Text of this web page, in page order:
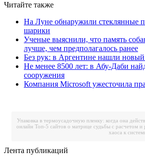
Читайте также
На Луне обнаружили стеклянные
шарики
Ученые выяснили, что память
лучше, чем предполагалось ранее
Без рук: в Аргентине нашли новый
Не менее 8500 лет: в Абу-Даби
сооружения
Компания Microsoft ужесточила
Упаковка в термоусадочную пленку: когда она
онлайн Топ-5 сайтов о матрице судьбы с расчетом и
хаоса к
Лента публикаций